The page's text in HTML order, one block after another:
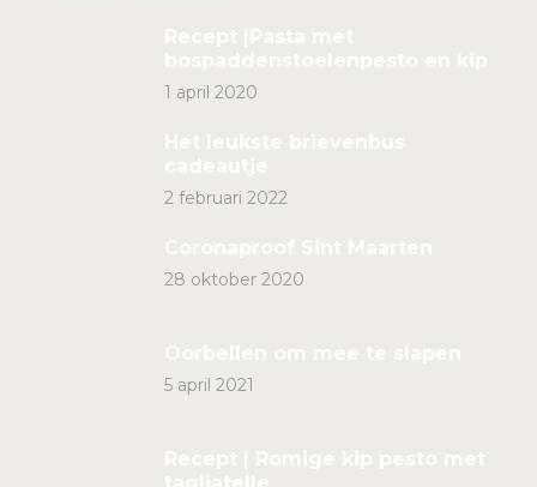
Recept |Pasta met
bospaddenstoelenpesto en kip
1 april 2020
Het leukste brievenbus
cadeautje
2 februari 2022
Coronaproof Sint Maarten
28 oktober 2020
Oorbellen om mee te slapen
5 april 2021
Recept | Romige kip pesto met